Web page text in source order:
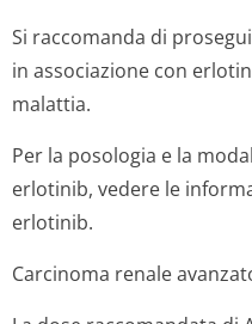
Si raccomanda di
in associazione con
malattia.
Per la posologia e la
erlotinib, vedere le
erlotinib.
Carcinoma renale